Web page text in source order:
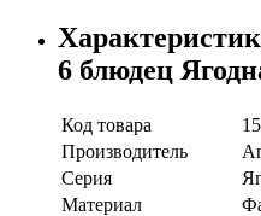
6 блюдец
Код товара
Производитель
Серия
Материал